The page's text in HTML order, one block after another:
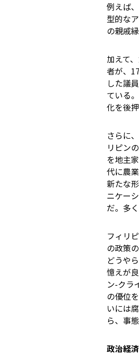
例えば
型的な
の親戚
加えて
者が、
した議
ている
化を後
さらに
リピン
を地主
代に農
新たな
ニケー
だ。多
フィリ
の政策
どうや
憶えが
ン-クラ
の優位
いには
ら、事
政治経